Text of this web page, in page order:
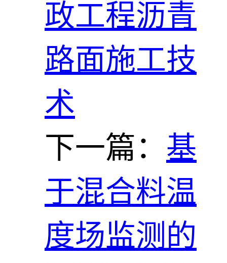
政工程沥青
路面施工技
术
下一篇： 基
于混合料温
度场监测的